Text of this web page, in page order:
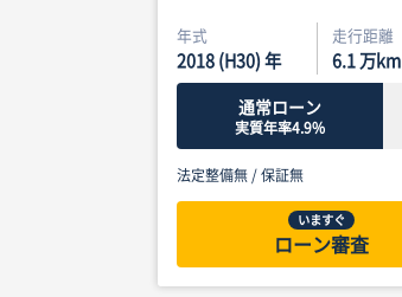
年式
2018 (H30) 年
走行距離
6.1万km
通常ローン
実質年率4.9%
法定整備無 /保証無
いますぐ
ローン審査